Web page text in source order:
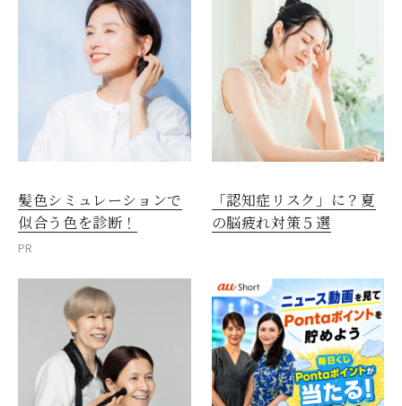
髪色シミュレーションで
似合う色を診断！
PR
「認知症リスク」に？夏
の脳疲れ対策５選